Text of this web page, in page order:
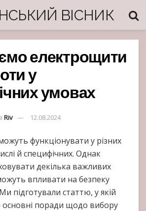
ВІСНИК
електрощити
у
умовах
Riv 12.08.2024
функціонувати у різних
й специфічних. Однак
декілька важливих
впливати на безпеку
підготували статтю, у якій
основні поради щодо вибору